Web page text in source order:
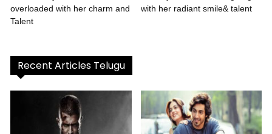
overloaded with her charm and
Talent
with her radiant smile& talent
Recent Articles Telugu